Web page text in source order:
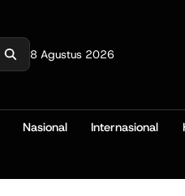
8 Agustus 2026
Nasional Internasional